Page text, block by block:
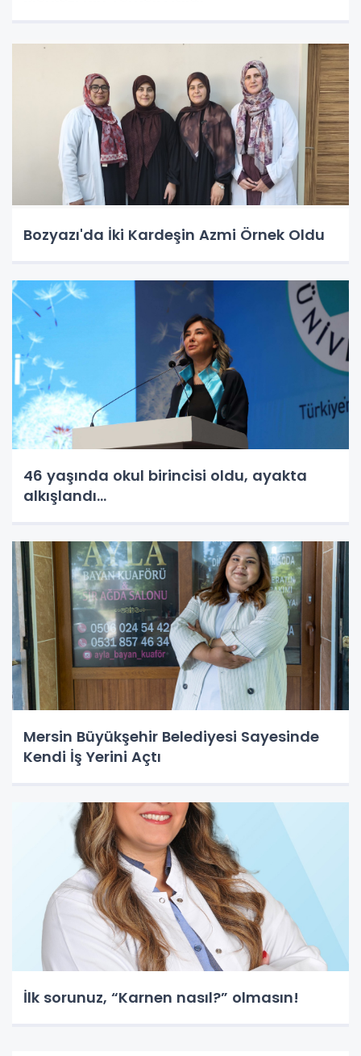
Bozyazı'da İki Kardeşin Azmi Örnek Oldu
46 yaşında okul birincisi oldu, ayakta
alkışlandı…
Mersin Büyükşehir Belediyesi Sayesinde
Kendi İş Yerini Açtı
İlk sorunuz, “Karnen nasıl?” olmasın!